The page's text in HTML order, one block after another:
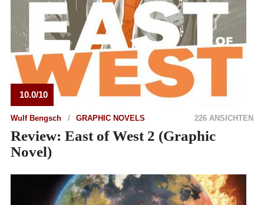
10.0/10
Wulf Bengsch GRAPHIC NOVELS 226 ANSICHTEN
Review: East of West 2 (Graphic
Novel)